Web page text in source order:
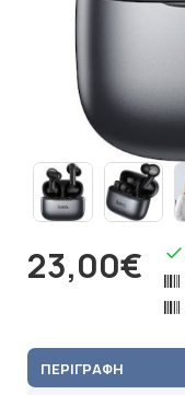
23,00€
ΠΕΡΙΓΡΑΦΉ